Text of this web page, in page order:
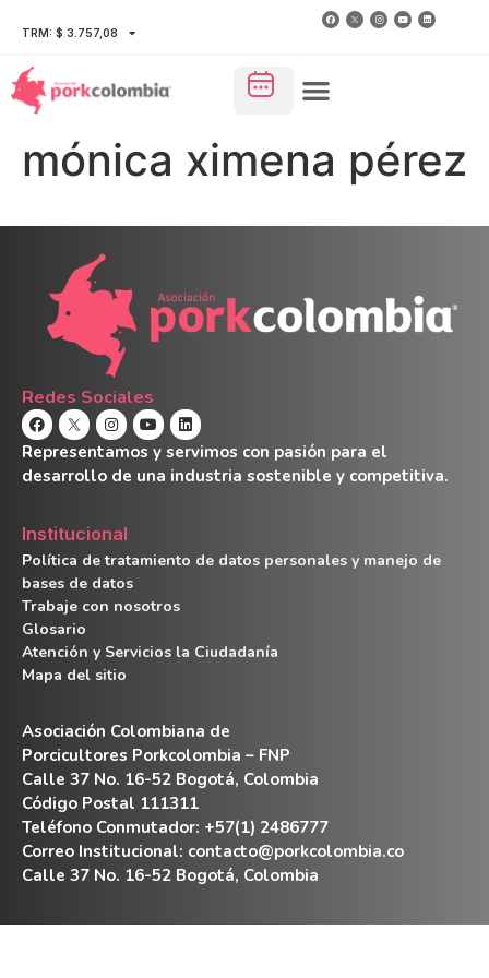
TRM: $ 3.757,08
mónica ximena pérez
Redes Sociales
Representamos y servimos con pasión para el
desarrollo de una industria sostenible y competitiva.
Institucional
Política de tratamiento de datos personales y manejo de
bases de datos
Trabaje con nosotros
Glosario
Atención y Servicios la Ciudadanía
Mapa del sitio
Asociación Colombiana de
Porcicultores Porkcolombia – FNP
Calle 37 No. 16-52 Bogotá, Colombia
Código Postal 111311
Teléfono Conmutador: +57(1) 2486777
Correo Institucional: contacto@porkcolombia.co
Calle 37 No. 16-52 Bogotá, Colombia